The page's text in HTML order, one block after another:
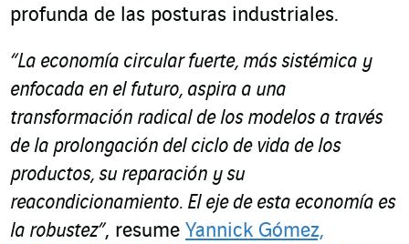
profunda de las posturas industriales.
“La economía circular fuerte, más sistémica y
enfocada en el futuro, aspira a una
transformación radical de los modelos a través
de la prolongación del ciclo de vida de los
productos, su reparación y su
reacondicionamiento. El eje de esta economía es
la robustez”, resume Yannick Gómez,